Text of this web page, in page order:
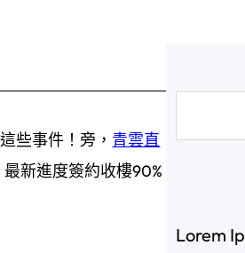
些事件！旁， 青雲直
新進度簽約收樓90%
尋
Lorem